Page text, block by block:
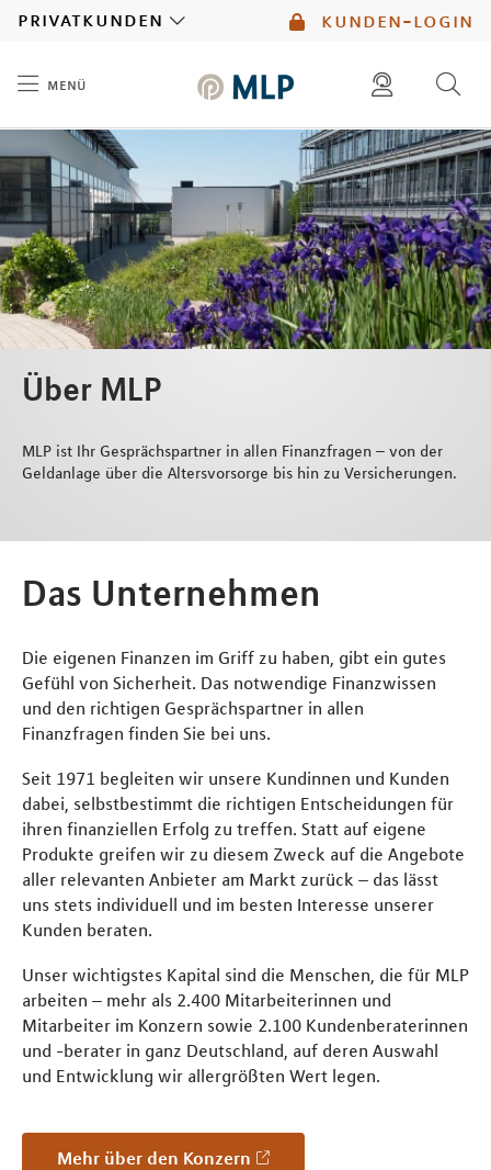
kunden-login
privatkunden
menü
diese website durchsuchen
mlp berater finden
Über MLP
MLP ist Ihr Gesprächspartner in allen Finanzfragen – von der
Geldanlage über die Altersvorsorge bis hin zu Versicherungen.
Das Unternehmen
Die eigenen Finanzen im Griff zu haben, gibt ein gutes
Gefühl von Sicherheit. Das notwendige Finanzwissen
und den richtigen Gesprächspartner in allen
Finanzfragen finden Sie bei uns.
Seit 1971 begleiten wir unsere Kundinnen und Kunden
dabei, selbstbestimmt die richtigen Entscheidungen für
ihren finanziellen Erfolg zu treffen. Statt auf eigene
Produkte greifen wir zu diesem Zweck auf die Angebote
aller relevanten Anbieter am Markt zurück – das lässt
uns stets individuell und im besten Interesse unserer
Kunden beraten.
Unser wichtigstes Kapital sind die Menschen, die für MLP
arbeiten – mehr als 2.400 Mitarbeiterinnen und
Mitarbeiter im Konzern sowie 2.100 Kundenberaterinnen
und -berater in ganz Deutschland, auf deren Auswahl
und Entwicklung wir allergrößten Wert legen.
Mehr über den Konzern